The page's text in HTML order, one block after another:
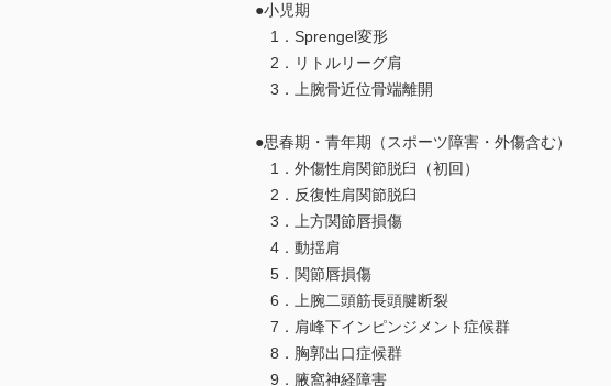
●小児期
1．Sprengel変形
2．リトルリーグ肩
3．上腕骨近位骨端離開
●思春期・青年期（スポーツ障害・外傷含む）
1．外傷性肩関節脱臼（初回）
2．反復性肩関節脱臼
3．上方関節唇損傷
4．動揺肩
5．関節唇損傷
6．上腕二頭筋長頭腱断裂
7．肩峰下インピンジメント症候群
8．胸郭出口症候群
9．腋窩神経障害